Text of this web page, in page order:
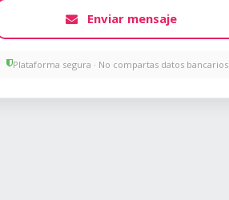
Enviar mensaje
Plataforma segura · No compartas datos bancarios